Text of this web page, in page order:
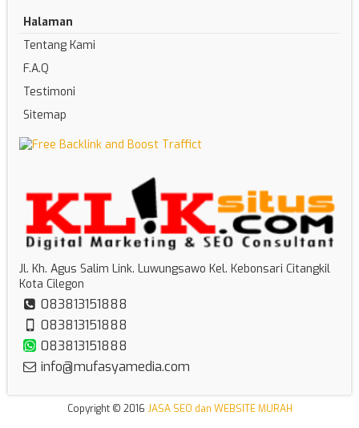
Halaman
Tentang Kami
F.A.Q
Testimoni
Sitemap
Jl. Kh. Agus Salim Link. Luwungsawo Kel. Kebonsari Citangkil
Kota Cilegon
083813151888
083813151888
083813151888
info@mufasyamedia.com
Copyright © 2016 JASA SEO dan WEBSITE MURAH